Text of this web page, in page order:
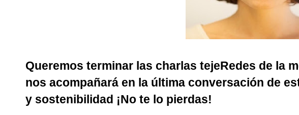
Queremos terminar las charlas tejeRedes de la
nos acompañará en la última conversación de
y sostenibilidad ¡No te lo pierdas!